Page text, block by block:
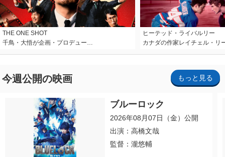
THE ONE SHOT
千鳥・大悟が企画・プロデュー…
ヒーテッド・ライバルリー
カナダの作家レイチェル・リ
今週公開の映画 もっと見る
ブルーロック
2026年08月07日（金）公開
出演：高橋文哉
監督：瀧悠輔